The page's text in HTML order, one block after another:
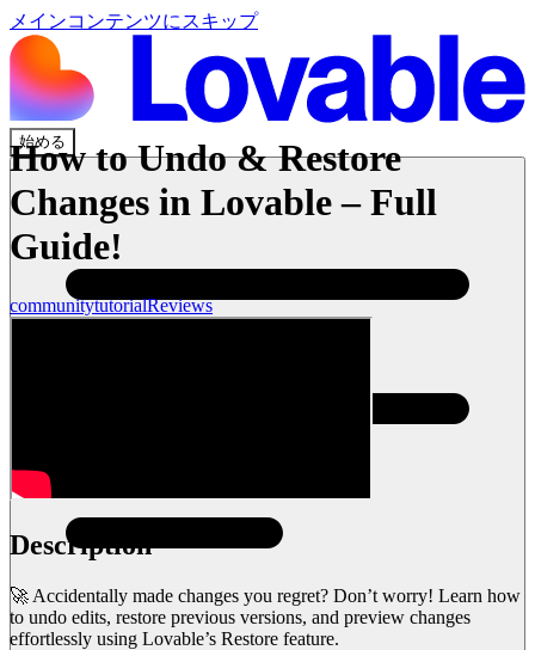
メインコンテンツにスキップ
始める
How to Undo & Restore
Changes in Lovable – Full
Guide!
communitytutorialReviews
Description
🚀 Accidentally made changes you regret? Don’t worry! Learn how
to undo edits, restore previous versions, and preview changes
effortlessly using Lovable’s Restore feature.